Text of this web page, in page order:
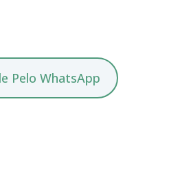
Pelo WhatsApp